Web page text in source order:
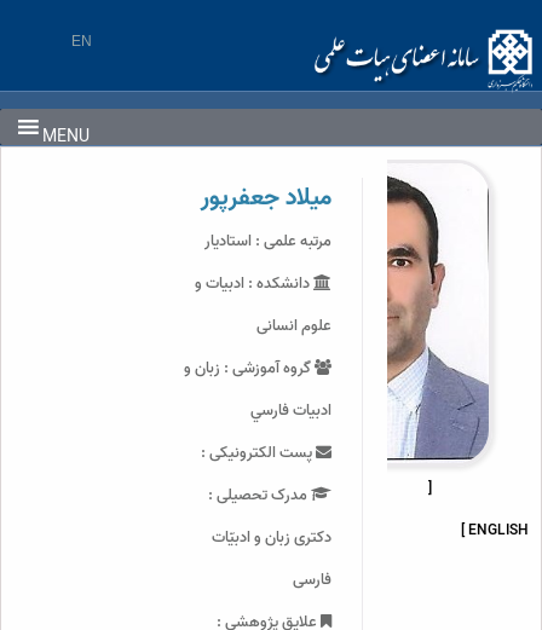
to
content
EN
MENU
[
ENGLISH ]
میلاد جعفرپور
مرتبه علمی : استادیار
دانشکده : ادبیات و
علوم انسانی
گروه آموزشی : زبان و
ادبيات فارسي
پست الکترونیکی :
مدرک تحصیلی :
دکتری زبان و ادبیّات
فارسی
علایق پژوهشی :